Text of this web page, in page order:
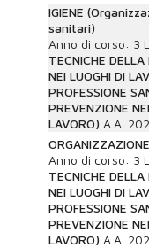
IGIENE
sanitari)
Anno di corso: 3
TECNICHE
NEI LUOGHI DI
PROFESSIONE
PREVENZIONE
LAVORO) A.A.
Anno di corso: 3
TECNICHE
NEI LUOGHI DI
PROFESSIONE
PREVENZIONE
LAVORO) A.A.